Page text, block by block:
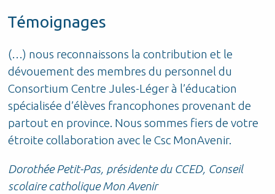
Témoignages
(…) nous reconnaissons la contribution et le
dévouement des membres du personnel du
Consortium Centre Jules-Léger à l’éducation
spécialisée d’élèves francophones provenant de
partout en province. Nous sommes fiers de votre
étroite collaboration avec le Csc MonAvenir.
Dorothée Petit-Pas, présidente du CCED, Conseil
scolaire catholique Mon Avenir